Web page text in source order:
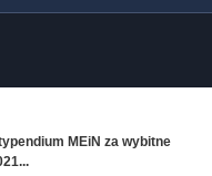
MEiN za wybitne